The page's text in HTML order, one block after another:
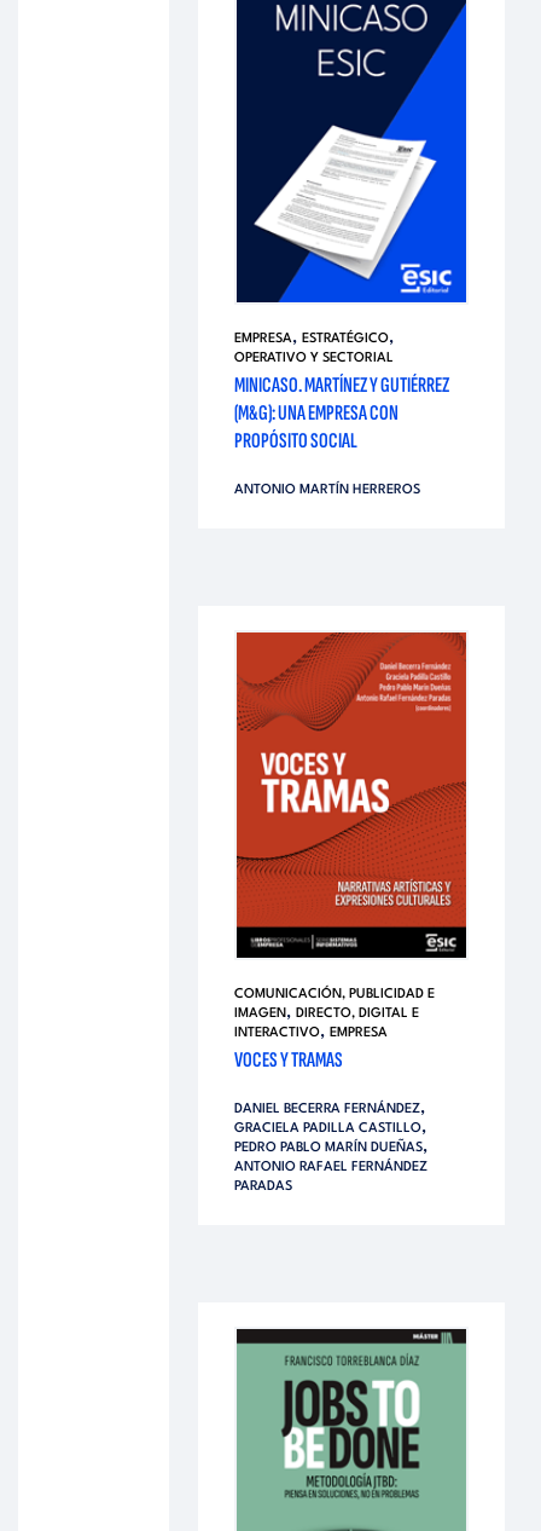
EMPRESA, ESTRATÉGICO,
OPERATIVO Y SECTORIAL
MINICASO. MARTÍNEZ Y GUTIÉRREZ
(M&G): UNA EMPRESA CON
PROPÓSITO SOCIAL
ANTONIO MARTÍN HERREROS
COMUNICACIÓN, PUBLICIDAD E
IMAGEN, DIRECTO, DIGITAL E
INTERACTIVO, EMPRESA
VOCES Y TRAMAS
DANIEL BECERRA FERNÁNDEZ,
GRACIELA PADILLA CASTILLO,
PEDRO PABLO MARÍN DUEÑAS,
ANTONIO RAFAEL FERNÁNDEZ
PARADAS